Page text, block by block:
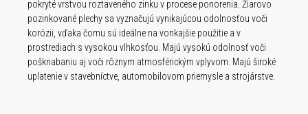
pokryté vrstvou roztaveného zinku v procese ponorenia. Žiarovo
pozinkované plechy sa vyznačujú vynikajúcou odolnosťou voči
korózii, vďaka čomu sú ideálne na vonkajšie použitie a v
prostrediach s vysokou vlhkosťou. Majú vysokú odolnosť voči
poškriabaniu aj voči rôznym atmosférickým vplyvom. Majú široké
uplatenie v stavebníctve, automobilovom priemysle a strojárstve.